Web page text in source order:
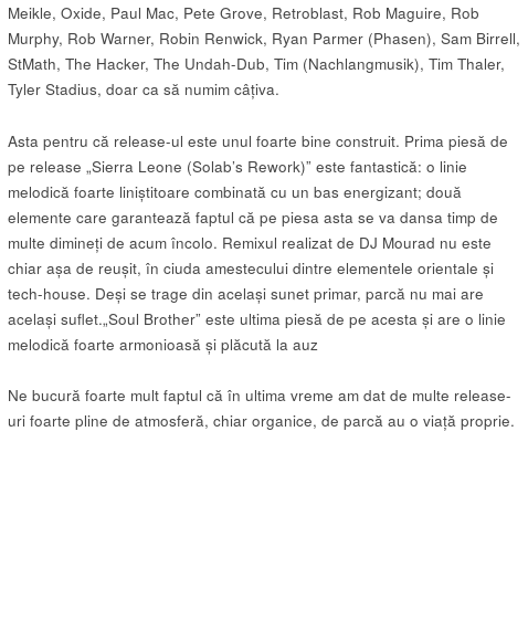
Meikle, Oxide, Paul Mac, Pete Grove, Retroblast, Rob Maguire, Rob
Murphy, Rob Warner, Robin Renwick, Ryan Parmer (Phasen), Sam Birrell,
StMath, The Hacker, The Undah-Dub, Tim (Nachlangmusik), Tim Thaler,
Tyler Stadius, doar ca să numim câțiva.
Asta pentru că release-ul este unul foarte bine construit. Prima piesă de
pe release „Sierra Leone (Solab’s Rework)” este fantastică: o linie
melodică foarte liniștitoare combinată cu un bas energizant; două
elemente care garantează faptul că pe piesa asta se va dansa timp de
multe dimineți de acum încolo. Remixul realizat de DJ Mourad nu este
chiar așa de reușit, în ciuda amestecului dintre elementele orientale și
tech-house. Deși se trage din același sunet primar, parcă nu mai are
același suflet.„Soul Brother” este ultima piesă de pe acesta și are o linie
melodică foarte armonioasă și plăcută la auz
Ne bucură foarte mult faptul că în ultima vreme am dat de multe release-
uri foarte pline de atmosferă, chiar organice, de parcă au o viață proprie.